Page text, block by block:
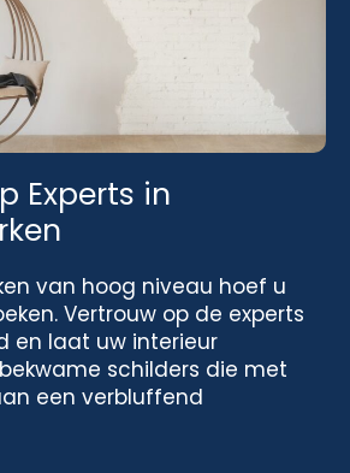
Experts in
van hoog niveau hoef u
Vertrouw op de experts
en laat uw interieur
schilders die met
een verbluffend